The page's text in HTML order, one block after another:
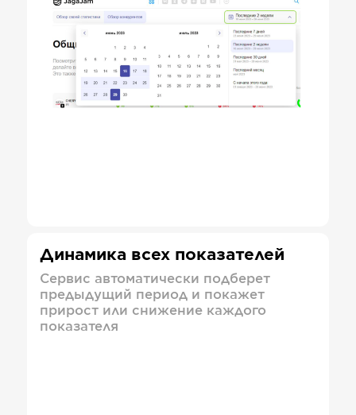
Динамика всех показателей
Сервис автоматически подберет
предыдущий период и покажет
прирост или снижение каждого
показателя